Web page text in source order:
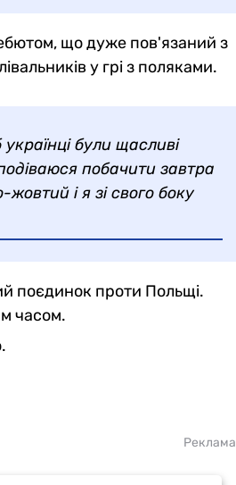
що дуже пов'язаний з
у грі з поляками.
були щасливі
побачити завтра
і я зі свого боку
поєдинок проти Польщі.
часом.
Реклама